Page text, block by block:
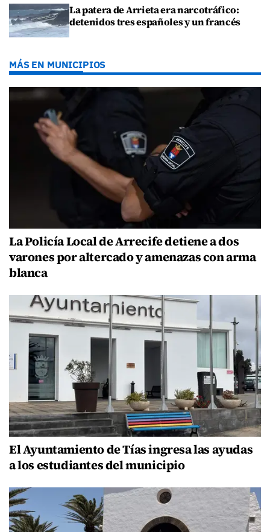
La patera de Arrieta era narcotráfico:
detenidos tres españoles y un francés
MÁS EN MUNICIPIOS
La Policía Local de Arrecife detiene a dos
varones por altercado y amenazas con arma
blanca
El Ayuntamiento de Tías ingresa las ayudas
a los estudiantes del municipio